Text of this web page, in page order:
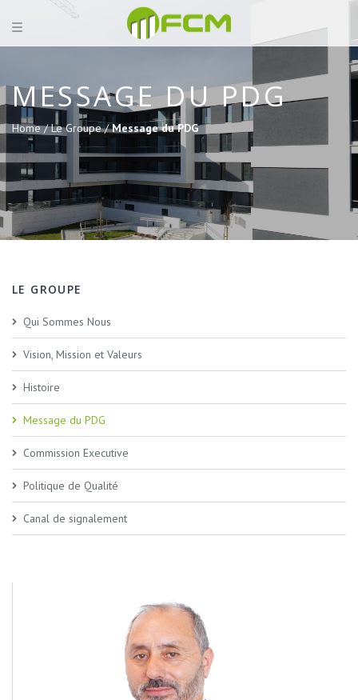
MESSAGE DU PDG
Home /Le Groupe /Message du PDG
LE GROUPE
Qui Sommes Nous
Vision, Mission et Valeurs
Histoire
Message du PDG
Commission Executive
Politique de Qualité
Canal de signalement